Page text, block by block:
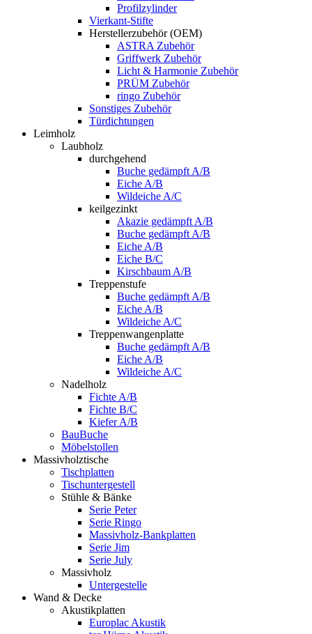
Profilzylinder
Vierkant-Stifte
Herstellerzubehör (OEM)
ASTRA Zubehör
Griffwerk Zubehör
Licht & Harmonie Zubehör
PRÜM Zubehör
ringo Zubehör
Sonstiges Zubehör
Türdichtungen
Leimholz
Laubholz
durchgehend
Buche gedämpft A/B
Eiche A/B
Wildeiche A/C
keilgezinkt
Akazie gedämpft A/B
Buche gedämpft A/B
Eiche A/B
Eiche B/C
Kirschbaum A/B
Treppenstufe
Buche gedämpft A/B
Eiche A/B
Wildeiche A/C
Treppenwangenplatte
Buche gedämpft A/B
Eiche A/B
Wildeiche A/C
Nadelholz
Fichte A/B
Fichte B/C
Kiefer A/B
BauBuche
Möbelstollen
Massivholztische
Tischplatten
Tischuntergestell
Stühle & Bänke
Serie Peter
Serie Ringo
Massivholz-Bankplatten
Serie Jim
Serie July
Massivholz
Untergestelle
Wand & Decke
Akustikplatten
Europlac Akustik